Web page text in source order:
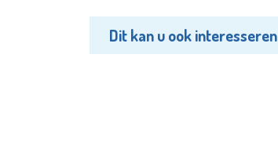
Dit kan u ook interesseren